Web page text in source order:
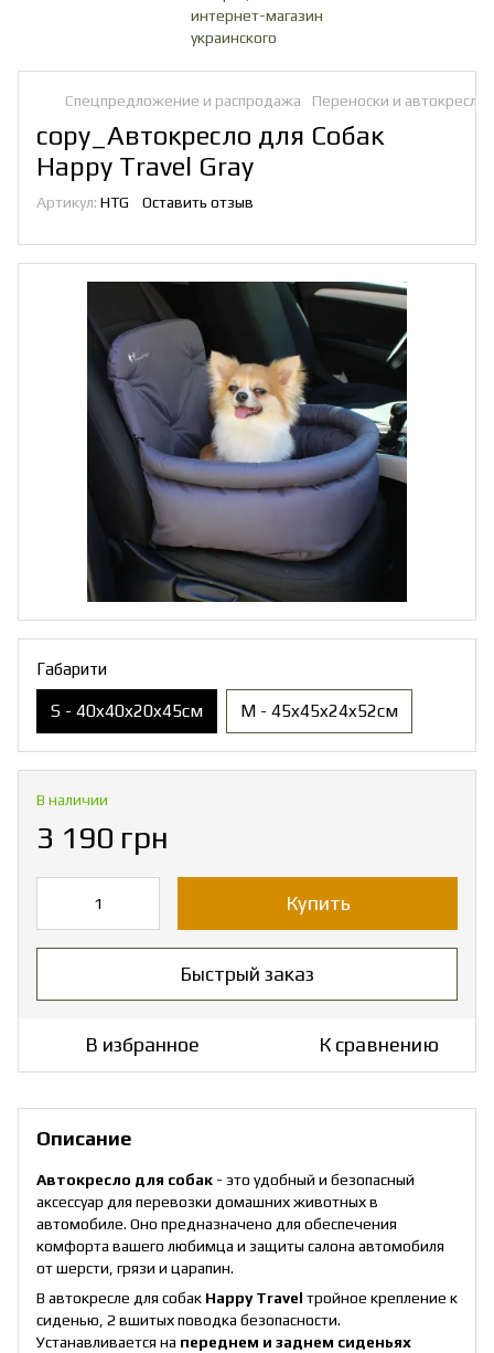
Спецпредложение и распродажа Переноски и автокресла
copy_Автокресло для Собак
Happy Travel Gray
Артикул: HTG Оставить отзыв
Габарити
S - 40x40x20x45см M - 45x45x24x52см
В наличии
3 190 грн
Купить
Быстрый заказ
В избранное К сравнению
Описание
Автокресло для собак - это удобный и безопасный
аксессуар для перевозки домашних животных в
автомобиле. Оно предназначено для обеспечения
комфорта вашего любимца и защиты салона автомобиля
от шерсти, грязи и царапин.
В автокресле для собак Happy Travel тройное крепление к
сиденью, 2 вшитых поводка безопасности.
Устанавливается на переднем и заднем сиденьях